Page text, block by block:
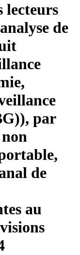
lecteurs
de
par
de
au